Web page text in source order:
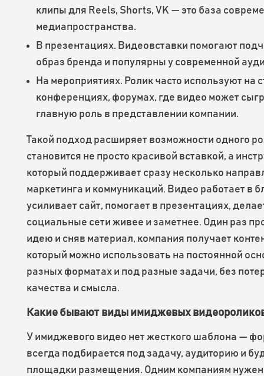
клипы для Reels, Shorts, VK — это база
медиапространства.
В презентациях. Видеовставки помогают
образ бренда и популярны у современной
На мероприятиях. Ролик часто используют на
конференциях, форумах, где видео может
главную роль в представлении компании.
Такой подход расширяет возможности одного
становится не просто красивой вставкой, а
который поддерживает сразу несколько
маркетинга и коммуникаций. Видео работает в
усиливает сайт, помогает в презентациях,
социальные сети живее и заметнее. Один раз
идею и сняв материал, компания получает
который можно использовать на постоянной
разных форматах и под разные задачи, без
качества и смысла.
Какие бывают виды имиджевых
У имиджевого видео нет жесткого шаблона —
всегда подбирается под задачу, аудиторию и
площадки размещения. Одним компаниям нужен